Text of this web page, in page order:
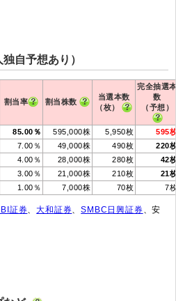
自予想あり）
割当率 割当株数
当選本数
（枚）
完全抽選
数
（予想）
85.00％ 595,000株 5,950枚 595
7.00％ 49,000株 490枚
220
4.00％ 28,000株 280枚
42
3.00％ 21,000株 210枚
21
1.00％ 7,000株 70枚 7
証券、大和証券、SMBC日興証券、安